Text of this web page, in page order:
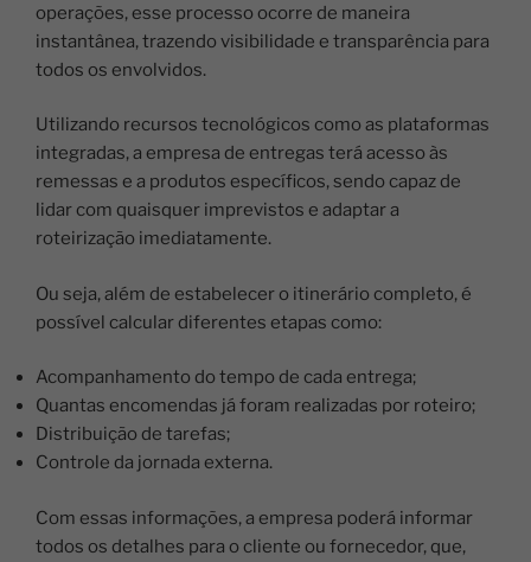
operações, esse processo ocorre de maneira
instantânea, trazendo visibilidade e transparência para
todos os envolvidos.
Utilizando recursos tecnológicos como as plataformas
integradas, a empresa de entregas terá acesso às
remessas e a produtos específicos,sendo capaz de
lidar com quaisquer imprevistos e adaptar a
roteirização imediatamente.
Ou seja, além de estabelecer o itinerário completo, é
possível calcular diferentes etapas como:
Acompanhamento do tempo de cada entrega;
Quantas encomendas já foram realizadas por roteiro;
Distribuição de tarefas;
Controle da jornada externa.
Com essas informações, a empresa poderá informar
todos os detalhes para o cliente ou fornecedor, que,